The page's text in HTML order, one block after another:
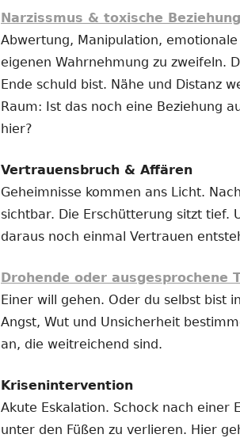
Narzissmus & toxische
Abwertung, Manipulation,
eigenen Wahrnehmung zu zweifeln.
Ende schuld bist. Nähe und Distanz
Raum: Ist das noch eine Beziehung
hier?
Vertrauensbruch & Affären
Geheimnisse kommen ans Licht.
sichtbar. Die Erschütterung sitzt tief.
daraus noch einmal Vertrauen
Drohende oder ausgesprochene
Einer will gehen. Oder du selbst bist
Angst, Wut und Unsicherheit
an, die weitreichend sind.
Krisenintervention
Akute Eskalation. Schock nach einer
unter den Füßen zu verlieren. Hier